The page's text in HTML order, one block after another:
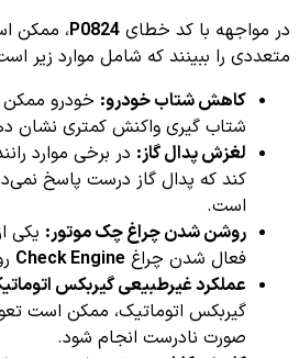
در مواجهه با کد خطای P0824، ممکن
متعددی را ببینند که شامل موارد زیر
کاهش شتاب خودرو: خودرو ممکن
شتاب گیری واکنش کمتری نشان
لغزش پدال گاز: در برخی موارد
کند که پدال گاز درست پاسخ
است.
روشن شدن چراغ چک موتور: یکی
فعال شدن چراغ Check Engine
عملکرد غیرطبیعی گیربکس
گیربکس اتوماتیک، ممکن است
صورت نادرست انجام شود.